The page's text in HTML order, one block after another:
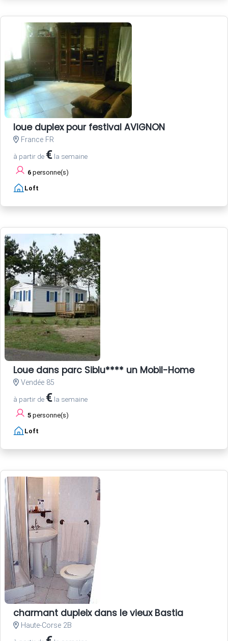
loue duplex pour festival AVIGNON
France FR
à partir de € la semaine
6 personne(s)
Loft
Loue dans parc Siblu**** un Mobil-Home
Vendée 85
à partir de € la semaine
5 personne(s)
Loft
charmant dupleix dans le vieux Bastia
Haute-Corse 2B